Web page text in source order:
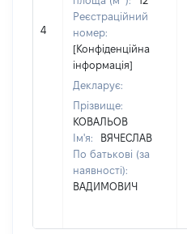
4
Реєстраційний
номер:
[Конфіденційна
інформація]
Декларує:
Прізвище:
КОВАЛЬОВ
Ім'я:
ВЯЧЕСЛАВ
По батькові (за
наявності):
ВАДИМОВИЧ